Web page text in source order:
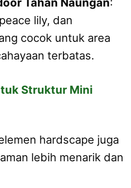
lily, dan
cocok untuk area
terbatas.
Struktur Mini
hardscape juga
lebih menarik dan